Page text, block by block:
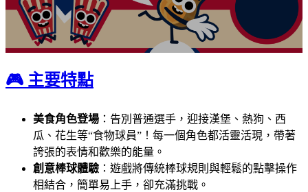
🎮 主要特點
美食角色登場 ：告別普通選手，迎接漢堡、熱狗、西
瓜、花生等“食物球員”！每一個角色都活靈活現，帶著
誇張的表情和歡樂的能量。
創意棒球體驗 ：遊戲將傳統棒球規則與輕鬆的點擊操作
相結合，簡單易上手，卻充滿挑戰。